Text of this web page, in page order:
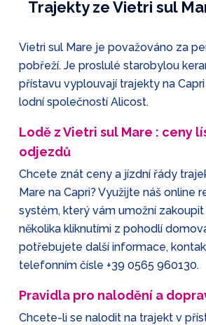
Trajekty ze Vietri sul
Vietri sul Mare je považováno za
pobřeží. Je proslulé starobylou
přístavu vyplouvají trajekty na
lodní společností Alicost.
Lodě z Vietri sul Mare : ceny
odjezdů
Chcete znát ceny a jízdní řády
Mare na Capri? Využijte náš online
systém, který vám umožní
několika kliknutími z pohodlí
potřebujete další informace,
telefonním čísle +39 0565 960130.
Pravidla pro nalodění a
Chcete-li se nalodit na trajekt v